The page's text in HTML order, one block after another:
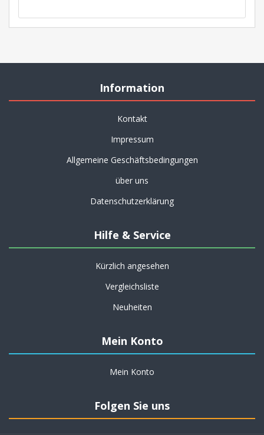
Information
Kontakt
Impressum
Allgemeine Geschäftsbedingungen
über uns
Datenschutzerklärung
Hilfe & Service
Kürzlich angesehen
Vergleichsliste
Neuheiten
Mein Konto
Mein Konto
Folgen Sie uns